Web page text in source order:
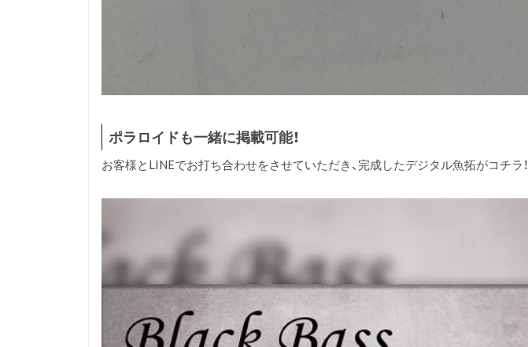
ポラロイドも一緒に掲載可能！
お客様とLINEでお打ち合わせをさせていただき、完成したデジタル魚拓がコチラ！